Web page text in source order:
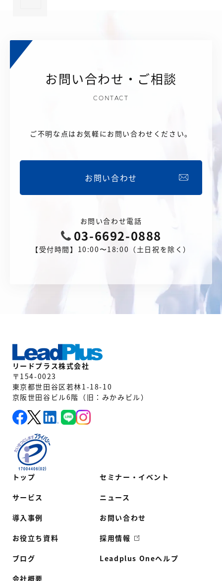
お問い合わせ・ご相談
CONTACT
ご不明な点はお気軽にお問い合わせください。
お問い合わせ
お問い合わせ電話
03-6692-0888
【受付時間】10:00〜18:00（土日祝を除く）
トップ
サービス
導入事例
お役立ち資料
ブログ
会社概要
セミナー・イベント
ニュース
お問い合わせ
採用情報
Leadplus Oneヘルプ
リードプラス株式会社
〒154-0023
東京都世田谷区若林1-18-10
京阪世田谷ビル6階（旧：みかみビル）